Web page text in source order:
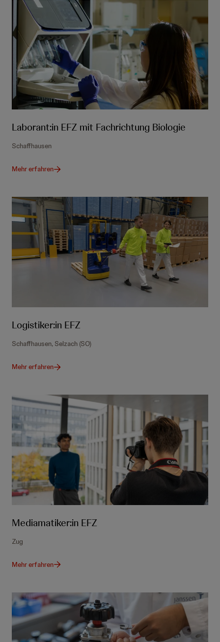
Laborant:in EFZ mit Fachrichtung Biologie
Schaffhausen
Mehr erfahren
Logistiker:in EFZ
Schaffhausen, Selzach (SO)
Mehr erfahren
Mediamatiker:in EFZ
Zug
Mehr erfahren